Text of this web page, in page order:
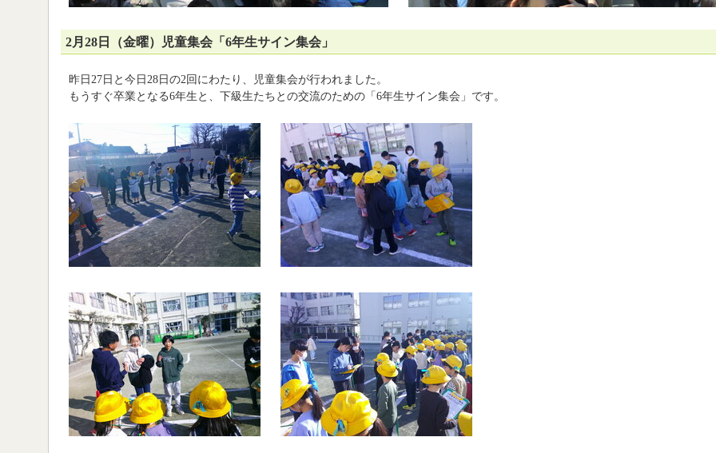
2月28日（金曜）児童集会「6年生サイン集会」
昨日27日と今日28日の2回にわたり、児童集会が行われました。
もうすぐ卒業となる6年生と、下級生たちとの交流のための「6年生サイン集会」です。